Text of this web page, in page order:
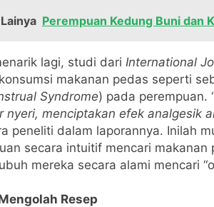
Perempuan Kedung Buni dan
lagi, studi dari International
makanan pedas seperti
Syndrome) pada perempuan.
nyeri, menciptakan efek analgesik
peneliti dalam laporannya. Inilah
secara intuitif mencari
mereka secara alami mencari
Resep